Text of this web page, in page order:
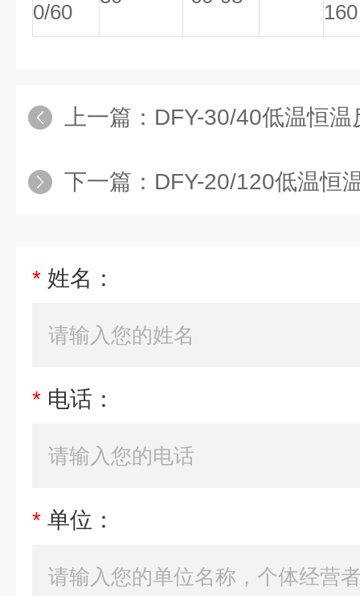
0/60
160
上一篇： DFY-30/40低温恒温反应浴
下一篇： DFY-20/120低温恒温反应
* 姓名：
* 电话：
* 单位：